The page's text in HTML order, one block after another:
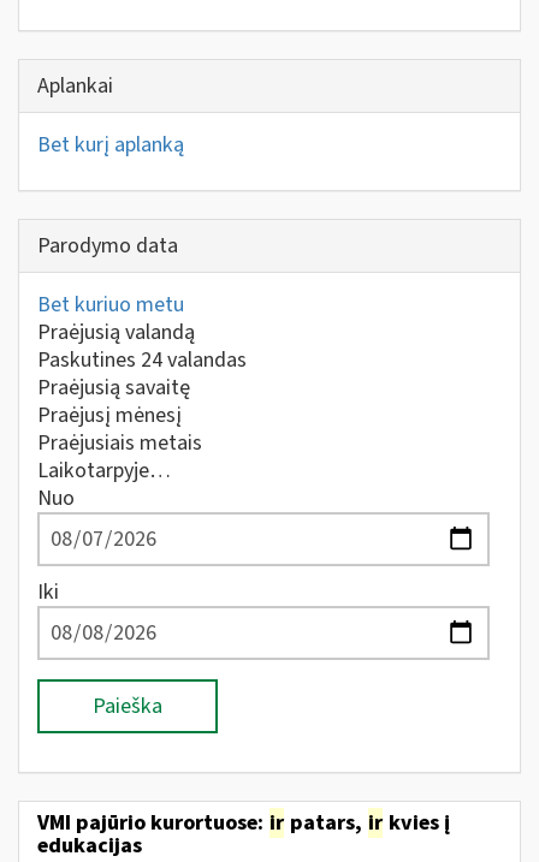
Aplankai
Bet kurį aplanką
Parodymo data
Bet kuriuo metu
Praėjusią valandą
Paskutines 24 valandas
Praėjusią savaitę
Praėjusį mėnesį
Praėjusiais metais
Laikotarpyje…
Nuo
Iki
Paieška
VMI pajūrio kurortuose: ir patars, ir kvies į
edukacijas